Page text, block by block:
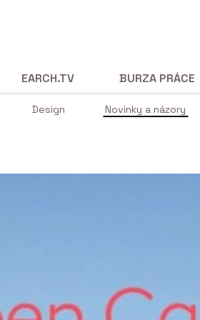
Design Novinky a názory
EARCH.TV BURZA PRÁCE